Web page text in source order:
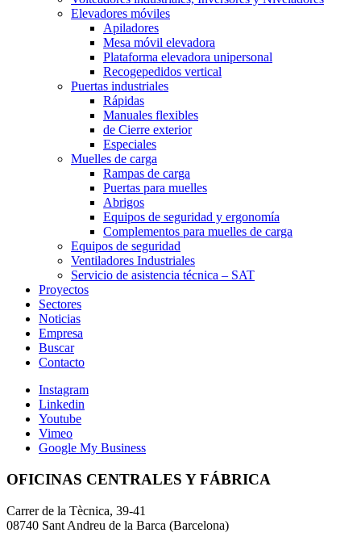
Elevadores móviles
Apiladores
Mesa móvil elevadora
Plataforma elevadora unipersonal
Recogepedidos vertical
Puertas industriales
Rápidas
Manuales flexibles
de Cierre exterior
Especiales
Muelles de carga
Rampas de carga
Puertas para muelles
Abrigos
Equipos de seguridad y ergonomía
Complementos para muelles de carga
Equipos de seguridad
Ventiladores Industriales
Servicio de asistencia técnica – SAT
Proyectos
Sectores
Noticias
Empresa
Buscar
Contacto
Instagram
Linkedin
Youtube
Vimeo
Google My Business
OFICINAS CENTRALES Y FÁBRICA
Carrer de la Tècnica, 39-41
08740 Sant Andreu de la Barca (Barcelona)